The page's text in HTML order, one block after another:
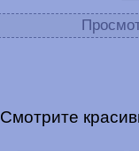
Смотрите